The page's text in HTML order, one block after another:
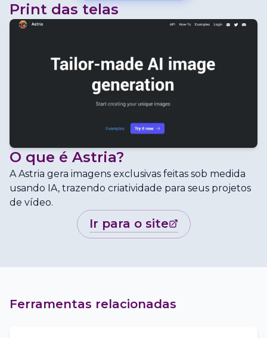
Print das telas
O que é Astria?
A Astria gera imagens exclusivas feitas sob medida
usando IA, trazendo criatividade para seus projetos
de vídeo.
ir para o site
Ferramentas relacionadas